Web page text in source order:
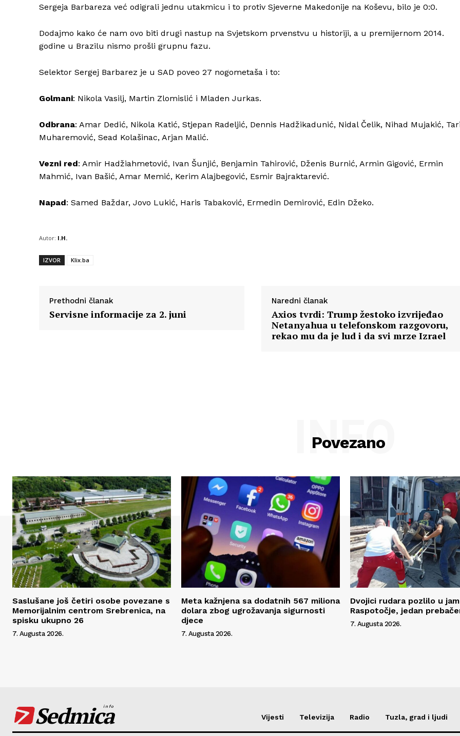
Info
O nama
Sergeja Barbareza već odigrali jednu utakmicu i to protiv Sjeverne Makedonije na Koševu, bilo je 0:0.
Dodajmo kako će nam ovo biti drugi nastup na Svjetskom prvenstvu u historiji, a u premijernom 2014.
godine u Brazilu nismo prošli grupnu fazu.
Selektor Sergej Barbarez je u SAD poveo 27 nogometaša i to:
Golmani: Nikola Vasilj, Martin Zlomislić i Mladen Jurkas.
Odbrana: Amar Dedić, Nikola Katić, Stjepan Radeljić, Dennis Hadžikadunić, Nidal Čelik, Nihad Mujakić,
Muharemović, Sead Kolašinac, Arjan Malić.
Vezni red: Amir Hadžiahmetović, Ivan Šunjić, Benjamin Tahirović, Dženis Burnić, Armin Gigović, Ermin
Mahmić, Ivan Bašić, Amar Memić, Kerim Alajbegović, Esmir Bajraktarević.
Napad: Samed Baždar, Jovo Lukić, Haris Tabaković, Ermedin Demirović, Edin Džeko.
Autor: I.H.
IZVOR Klix.ba
Prethodni članak
Servisne informacije za 2. juni
Naredni članak
Axios tvrdi: Trump žestoko izvrijeđao
Netanyahua u telefonskom razgovoru,
rekao mu da je lud i da svi mrze Izrael
Povezano
INFO
Saslušane još četiri osobe povezane s
Memorijalnim centrom Srebrenica, na
spisku ukupno 26
7. Augusta 2026.
Meta kažnjena sa dodatnih 567 miliona
dolara zbog ugrožavanja sigurnosti
djece
7. Augusta 2026.
Dvojici rudara pozlilo u
Raspotočje, jedan
7. Augusta 2026.
Sedmica
info
Vijesti Televizija Radio Tuzla, grad i ljudi